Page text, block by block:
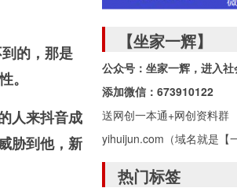
的，那是
。
人来抖音成
胁到他，新
【坐家一辉】
公众号：坐家一辉，进入社
添加微信：673910122
送网创一本通+网创资料群
yihuijun.com（域名就是【
热门标签